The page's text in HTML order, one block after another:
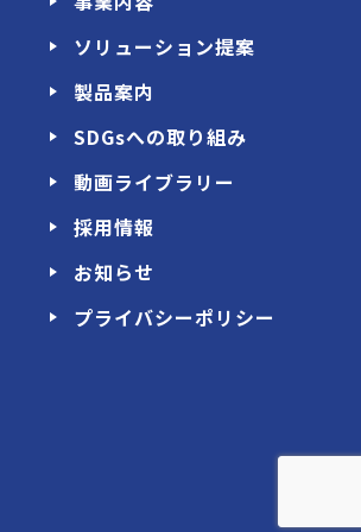
ソリューション提案
製品案内
SDGsへの取り組み
動画ライブラリー
採用情報
お知らせ
プライバシーポリシー